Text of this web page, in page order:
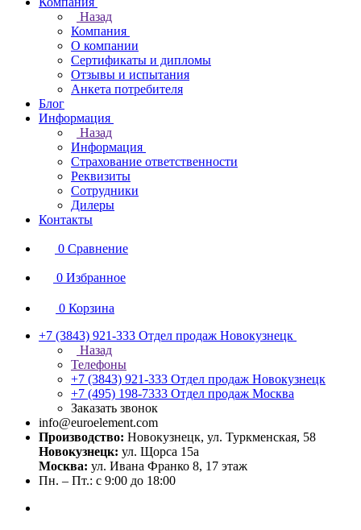
Назад
Компания
О компании
Сертификаты и дипломы
Отзывы и испытания
Анкета потребителя
Блог
Информация
Назад
Информация
Страхование ответственности
Реквизиты
Сотрудники
Дилеры
Контакты
0 Сравнение
0 Избранное
0 Корзина
+7 (3843) 921-333 Отдел продаж Новокузнецк
Назад
Телефоны
+7 (3843) 921-333 Отдел продаж Новокузнецк
+7 (495) 198-7333 Отдел продаж Москва
Заказать звонок
info@euroelement.com
Производство: Новокузнецк, ул. Туркменская, 58
Новокузнецк: ул. Щорса 15а
Москва: ул. Ивана Франко 8, 17 этаж
Пн. – Пт.: с 9:00 до 18:00